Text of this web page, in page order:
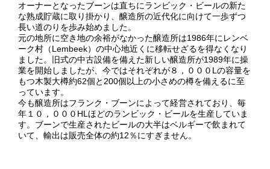
オーナーとなったブーンは直ちにランビック・ビールの新た
な熟成貯蔵に取り掛かり、醸造所の近代化に向けて一歩ずつ
長い道のりを歩み始めました。
元の地所に空き地の余裕がなかった醸造所は1986年にレンベ
ーク村（Lembeek）の中心地近くに移転せざるを得なくなり
ました。旧式の中古設備を備えた新しい醸造所が1989年に操
業を開始しましたが、今ではそれぞれが８，０００Lの容量を
もつ木製大樽約62個と200個以上の小さめの樽を備えるに至
っています。
今も醸造所はフランク・ブーンによって経営されており、毎
年１０，０００HLほどのランビック・ビールを生産していま
す。ブーンで生産されたビールの大半はベルギーで飲まれて
いて、輸出は販売全体の約12％にすぎません。